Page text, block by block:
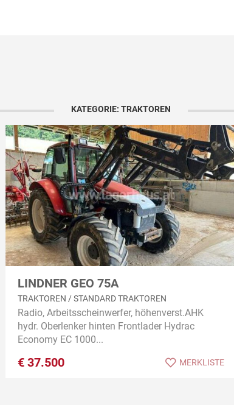
KATEGORIE: TRAKTOREN
LINDNER GEO 75A
TRAKTOREN / STANDARD TRAKTOREN
Radio, Arbeitsscheinwerfer, höhenverst.AHK
hydr. Oberlenker hinten Frontlader Hydrac
Economy EC 1000...
€ 37.500 MERKLISTE